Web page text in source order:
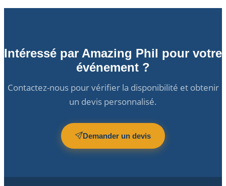
Intéressé par Amazing Phil pour votre
événement ?
Contactez-nous pour vérifier la disponibilité et obtenir
un devis personnalisé.
Demander un devis